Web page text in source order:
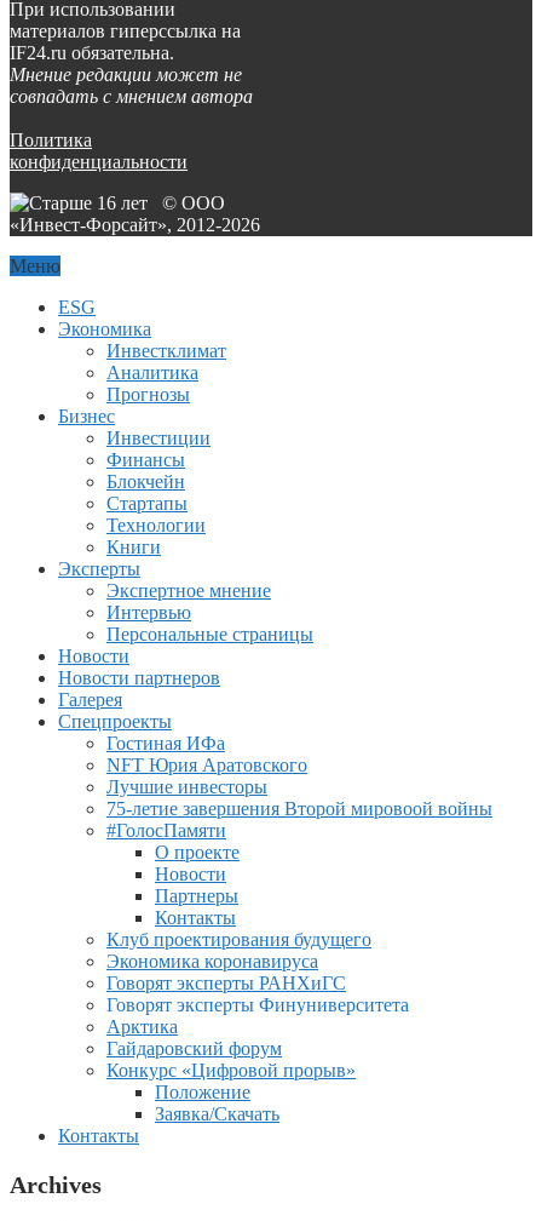
При использовании
материалов гиперссылка на
IF24.ru обязательна.
Мнение редакции может не
совпадать с мнением автора
Политика
конфиденциальности
© ООО
«Инвест-Форсайт», 2012-2026
Меню
ESG
Экономика
Инвестклимат
Аналитика
Прогнозы
Бизнес
Инвестиции
Финансы
Блокчейн
Стартапы
Технологии
Книги
Эксперты
Экспертное мнение
Интервью
Персональные страницы
Новости
Новости партнеров
Галерея
Спецпроекты
Гостиная ИФа
NFT Юрия Аратовского
Лучшие инвесторы
75-летие завершения Второй мировоой войны
#ГолосПамяти
О проекте
Новости
Партнеры
Контакты
Клуб проектирования будущего
Экономика коронавируса
Говорят эксперты РАНХиГС
Говорят эксперты Финуниверситета
Арктика
Гайдаровский форум
Конкурс «Цифровой прорыв»
Положение
Заявка/Скачать
Контакты
Archives